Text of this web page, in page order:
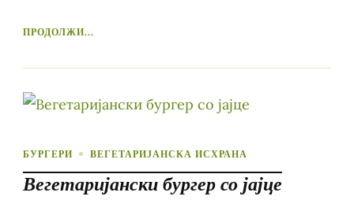
ПРОДОЛЖИ...
БУРГЕРИ ВЕГЕТАРИЈАНСКА ИСХРАНА
Вегетаријански бургер со јајце